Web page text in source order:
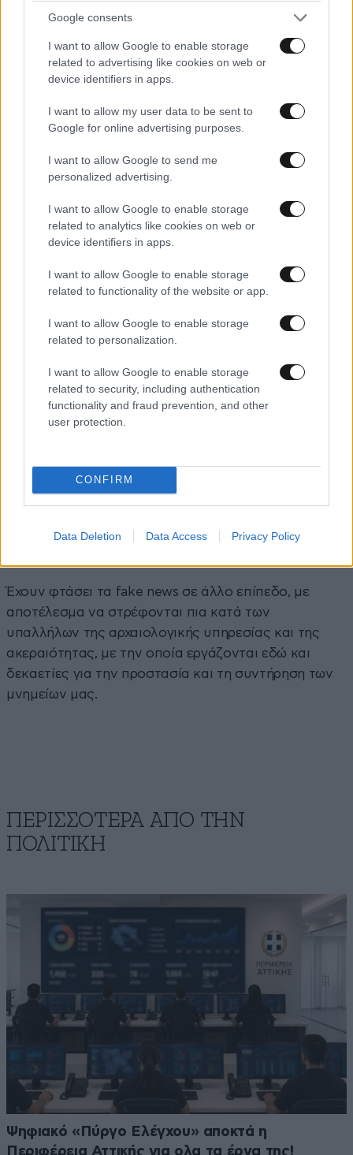
Google consents
I want to allow Google to enable storage
related to advertising like cookies on web or
device identifiers in apps.
I want to allow my user data to be sent to
Google for online advertising purposes.
I want to allow Google to send me
personalized advertising.
I want to allow Google to enable storage
related to analytics like cookies on web or
device identifiers in apps.
I want to allow Google to enable storage
related to functionality of the website or app.
I want to allow Google to enable storage
related to personalization.
I want to allow Google to enable storage
related to security, including authentication
functionality and fraud prevention, and other
user protection.
CONFIRM
Data Deletion Data Access Privacy Policy
κομπρεσέρ
Η πραγματικότητα είναι ότι σε καμία περίπτωση δεν
έγινε χρήση κομπρεσέρ ή άλλου μηχανήματος, παρά
από τον λυόμενο οικίσκο του ηλεκτρολογείου της
Ακρόπολης, ο οποίος απομακρύνεται. Όλες οι άλλες
εργασίες έγιναν χειρωνακτικά, με την ίδια
μεθοδολογία που γίνονται οι αρχαιολογικοί
Το εν λόγω θραύσμα, που δήθεν καταστράφηκε από
τη χρήση κομπρεσέρ, είναι εξαιρετικά διαβρωμένο
και με ρηγματώσεις σε όλη του την επιφάνεια και
επλήγη κατά τις εργασίες που έγιναν χειρωνακτικά,
αποκλειστικά και μόνο με τη χρήση αξίνας και
φτυαριού.
Εκείνοι που διαδίδουν τα fake news -όπως
αποδεικνύεται από την έκθεση των αρμοδίων
αρχαιολόγων- έφτασαν στο σημείο να πλύνουν (!) το
θραύσμα, προκειμένου να εξαφανίσουν κάθε
ρηγμάτωση και να το εμφανίσουν ως κάτι
διαφορετικό από ό,τι είναι πραγματικά. Ακόμη και οι
η εφημερίδα «Αυγή» είναι τραβηγμένες από τέτοια
Έχουν φτάσει τα fake news σε άλλο επίπεδο, με
αποτέλεσμα να στρέφονται πια κατά των
υπαλλήλων της αρχαιολογικής υπηρεσίας και της
ακεραιότητας, με την οποία εργάζονται εδώ και
δεκαετίες για την προστασία και τη συντήρηση των
μνημείων μας.
ΠΕΡΙΣΣΟΤΕΡΑ ΑΠΟ ΤΗΝ
ΠΟΛΙΤΙΚΗ
Ψηφιακό «Πύργο Ελέγχου» αποκτά η
Περιφέρεια Αττικής για ολα τα έργα της!